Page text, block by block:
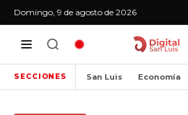
Domingo, 9 de agosto de 2026
SECCIONES San Luis Economía